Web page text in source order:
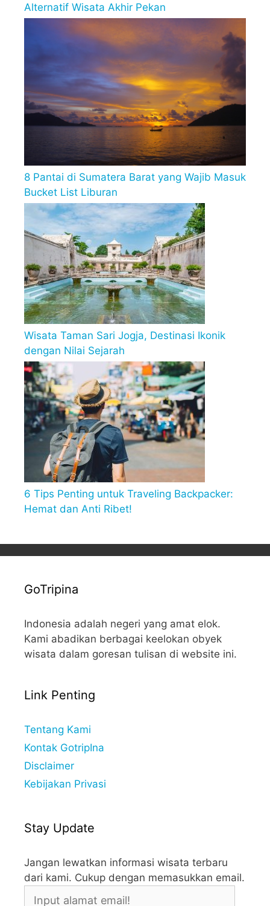
Alternatif Wisata Akhir Pekan
8 Pantai di Sumatera Barat yang Wajib Masuk
Bucket List Liburan
Wisata Taman Sari Jogja, Destinasi Ikonik
dengan Nilai Sejarah
6 Tips Penting untuk Traveling Backpacker:
Hemat dan Anti Ribet!
GoTripina
Indonesia adalah negeri yang amat elok.
Kami abadikan berbagai keelokan obyek
wisata dalam goresan tulisan di website ini.
Link Penting
Tentang Kami
Kontak GotripIna
Disclaimer
Kebijakan Privasi
Stay Update
Jangan lewatkan informasi wisata terbaru
dari kami. Cukup dengan memasukkan email.